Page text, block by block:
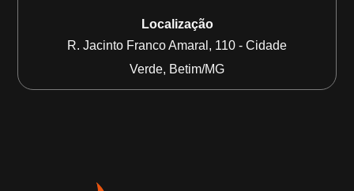
Localização
R. Jacinto Franco Amaral, 110 - Cidade
Verde, Betim/MG